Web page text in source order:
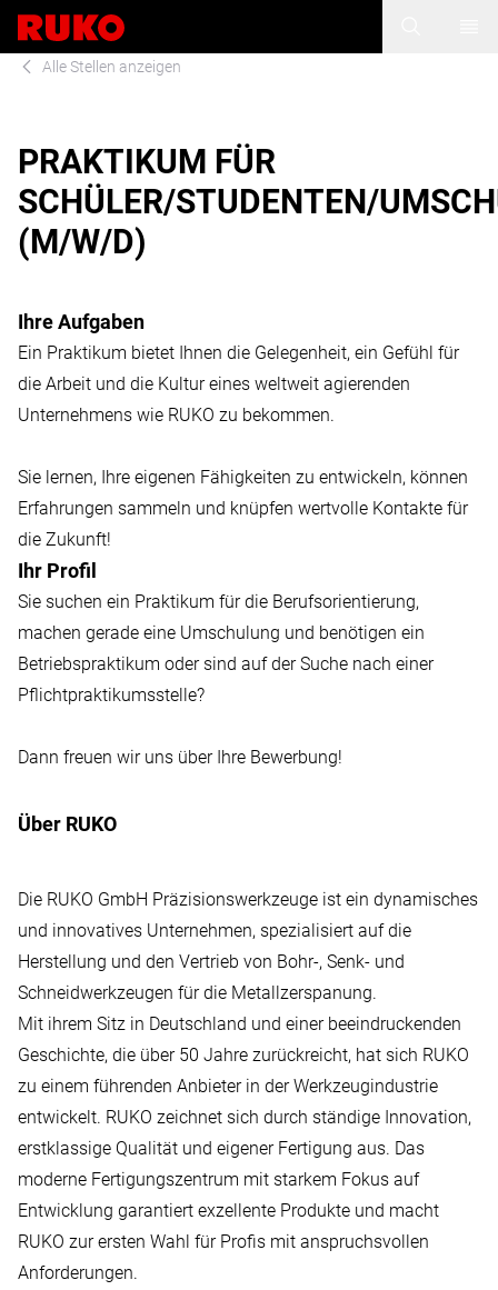
Alle Stellen anzeigen
PRAKTIKUM FÜR
SCHÜLER/STUDENTEN/
(M/W/D)
Ihre Aufgaben
Ein Praktikum bietet Ihnen die Gelegenheit, ein Gefühl für
die Arbeit und die Kultur eines weltweit agierenden
Unternehmens wie RUKO zu bekommen.
Sie lernen, Ihre eigenen Fähigkeiten zu entwickeln, können
Erfahrungen sammeln und knüpfen wertvolle Kontakte für
die Zukunft!
Ihr Profil
Sie suchen ein Praktikum für die Berufsorientierung,
machen gerade eine Umschulung und benötigen ein
Betriebspraktikum oder sind auf der Suche nach einer
Pflichtpraktikumsstelle?
Dann freuen wir uns über Ihre Bewerbung!
Über RUKO
Die RUKO GmbH Präzisionswerkzeuge ist ein dynamisches
und innovatives Unternehmen, spezialisiert auf die
Herstellung und den Vertrieb von Bohr-, Senk- und
Schneidwerkzeugen für die Metallzerspanung.
Mit ihrem Sitz in Deutschland und einer beeindruckenden
Geschichte, die über 50 Jahre zurückreicht, hat sich RUKO
zu einem führenden Anbieter in der Werkzeugindustrie
entwickelt. RUKO zeichnet sich durch ständige Innovation,
erstklassige Qualität und eigener Fertigung aus. Das
moderne Fertigungszentrum mit starkem Fokus auf
Entwicklung garantiert exzellente Produkte und macht
RUKO zur ersten Wahl für Profis mit anspruchsvollen
Anforderungen.